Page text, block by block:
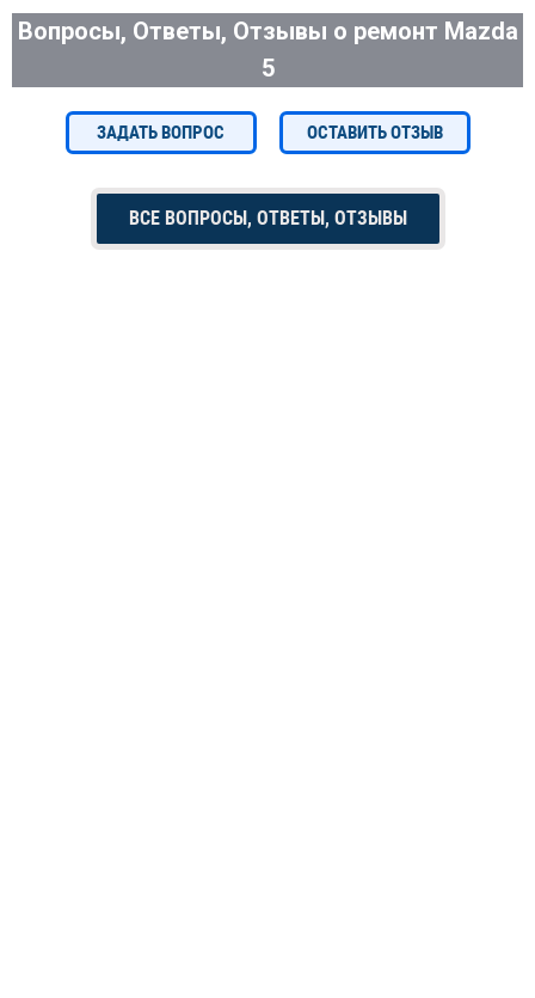
Вопросы, Ответы, Отзывы о ремонт Mazda
5
ЗАДАТЬ ВОПРОС ОСТАВИТЬ ОТЗЫВ
ВСЕ ВОПРОСЫ, ОТВЕТЫ, ОТЗЫВЫ